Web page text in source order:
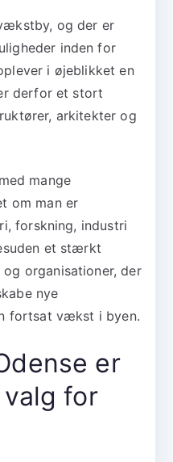
og der er
inden for
i øjeblikket en
derfor et stort
arkitekter og
mange
om man er
forskning, industri
et stærkt
organisationer, der
nye
fortsat vækst i byen.
er
for